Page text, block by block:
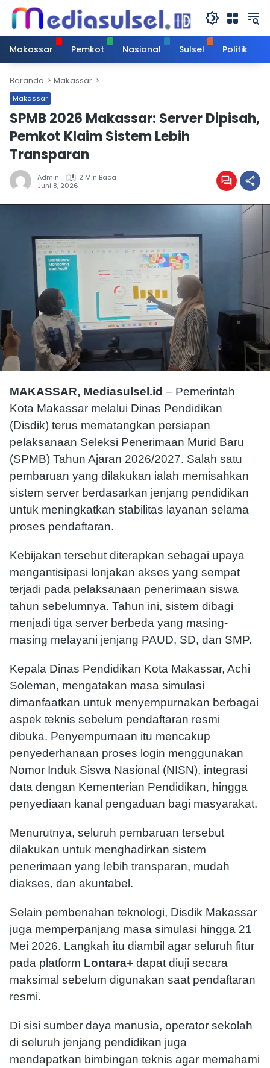
Langsung
konten
Makassar
Pemkot Nasional Sulsel Politik
Beranda Makassar
Makassar
SPMB 2026 Makassar: Server Dipisah,
Pemkot Klaim Sistem Lebih
Transparan
Admin
2 Min Baca
Juni 8, 2026
MAKASSAR, Mediasulsel.id – Pemerintah
Kota Makassar melalui Dinas Pendidikan
(Disdik) terus mematangkan persiapan
pelaksanaan Seleksi Penerimaan Murid Baru
(SPMB) Tahun Ajaran 2026/2027. Salah satu
pembaruan yang dilakukan ialah memisahkan
sistem server berdasarkan jenjang pendidikan
untuk meningkatkan stabilitas layanan selama
proses pendaftaran.
Kebijakan tersebut diterapkan sebagai upaya
mengantisipasi lonjakan akses yang sempat
terjadi pada pelaksanaan penerimaan siswa
tahun sebelumnya. Tahun ini, sistem dibagi
menjadi tiga server berbeda yang masing-
masing melayani jenjang PAUD, SD, dan SMP.
Kepala Dinas Pendidikan Kota Makassar, Achi
Soleman, mengatakan masa simulasi
dimanfaatkan untuk menyempurnakan berbagai
aspek teknis sebelum pendaftaran resmi
dibuka. Penyempurnaan itu mencakup
penyederhanaan proses login menggunakan
Nomor Induk Siswa Nasional (NISN), integrasi
data dengan Kementerian Pendidikan, hingga
penyediaan kanal pengaduan bagi masyarakat.
Menurutnya, seluruh pembaruan tersebut
dilakukan untuk menghadirkan sistem
penerimaan yang lebih transparan, mudah
diakses, dan akuntabel.
Selain pembenahan teknologi, Disdik Makassar
juga memperpanjang masa simulasi hingga 21
Mei 2026. Langkah itu diambil agar seluruh fitur
pada platform Lontara+ dapat diuji secara
maksimal sebelum digunakan saat pendaftaran
resmi.
Di sisi sumber daya manusia, operator sekolah
di seluruh jenjang pendidikan juga
mendapatkan bimbingan teknis agar memahami